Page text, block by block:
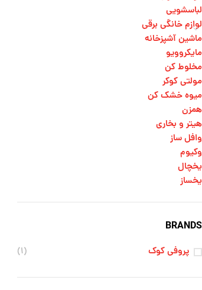
لباسشویی
لوازم خانگی برقی
ماشین آشپزخانه
مایکروویو
مخلوط کن
مولتی کوکر
میوه خشک کن
همزن
هیتر و بخاری
وافل ساز
وکیوم
یخچال
یخساز
BRANDS
پروفی کوک (۱)